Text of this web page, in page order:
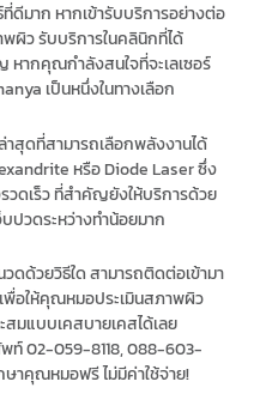
ดีมาก หากเข้ารับบริการอย่างต่อ
ผิว รับบริการในคลินิกที่ได้
หากคุณกำลังสนใจที่จะเลเซอร์
เป็นหนึ่งในทางเลือก
าสุดที่สามารถเลือกพลังงานได้
หรือ Diode Laser ซึ่ง
วดเร็ว ที่สำคัญยังให้บริการด้วย
บปวดระหว่างทำน้อยมาก
ดด้วยวิธีใด สามารถติดต่อเข้ามา
พื่อให้คุณหมอประเมินสภาพผิว
สมแบบเคสบายเคสได้เลย
ท์ 02-059-8118, 088-603-
ษาคุณหมอฟรี ไม่มีค่าใช้จ่าย!